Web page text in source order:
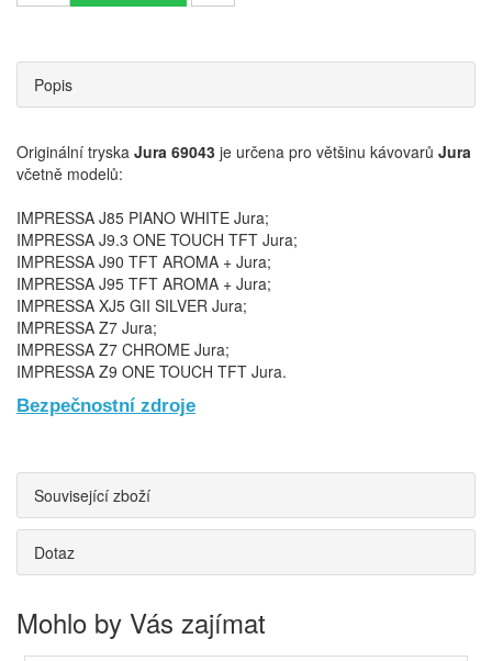
Popis
Originální tryska Jura 69043 je určena pro většinu kávovarů Jura
včetně modelů:
IMPRESSA J85 PIANO WHITE Jura;
IMPRESSA J9.3 ONE TOUCH TFT Jura;
IMPRESSA J90 TFT AROMA + Jura;
IMPRESSA J95 TFT AROMA + Jura;
IMPRESSA XJ5 GII SILVER Jura;
IMPRESSA Z7 Jura;
IMPRESSA Z7 CHROME Jura;
IMPRESSA Z9 ONE TOUCH TFT Jura.
Bezpečnostní zdroje
Související zboží
Dotaz
Mohlo by Vás zajímat